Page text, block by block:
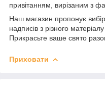
привітанням, вирізаним з
Наш магазин пропонує
надписів з різного матеріалу
Прикрасьте ваше свято
Приховати